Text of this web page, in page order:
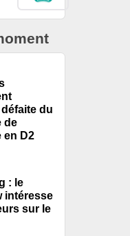
du
de
en D2
: le
intéresse
sur le